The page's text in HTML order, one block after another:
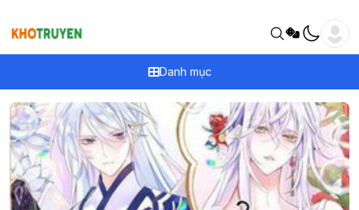
Danh mục